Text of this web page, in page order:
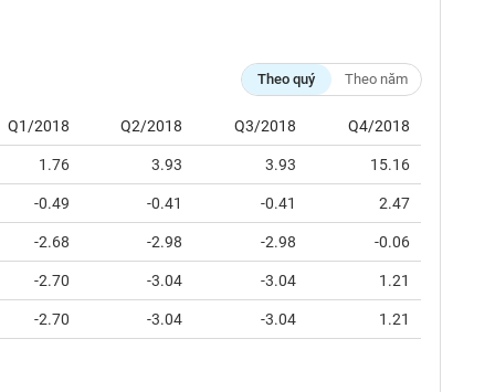
Theo quý Theo năm
Q1/2018 Q2/2018 Q3/2018 Q4/2018
1.76 3.93 3.93 15.16
-0.49 -0.41 -0.41 2.47
-2.68 -2.98 -2.98 -0.06
-2.70 -3.04 -3.04 1.21
-2.70 -3.04 -3.04 1.21